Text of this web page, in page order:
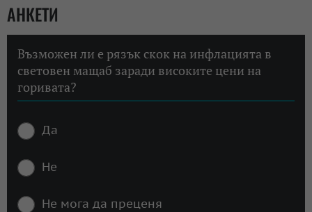
АНКЕТИ
Възможен ли е рязък скок на инфлацията в
световен мащаб заради високите цени на
горивата?
Да
Не
Не мога да преценя